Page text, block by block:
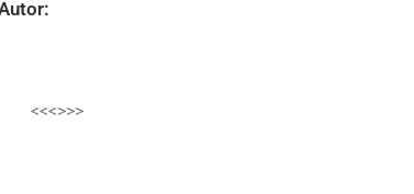
<<<>>>